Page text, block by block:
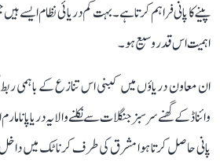
پینے کا پانی فراہم کرتا ہے۔ بہت کم دریائی نظام ایسے
اہمیت اس قدر وسیع ہو۔
ان معاون دریاؤں میں کبنی اس تنازع کے باہمی
وائناڈ کے گھنے سرسبز جنگلات سے نکلنے والا یہ دریا
پانی حاصل کرتا ہوا مشرق کی طرف کرناٹک میں داخل